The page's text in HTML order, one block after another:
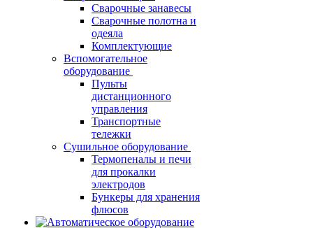
Сварочные занавесы
Сварочные полотна и
одеяла
Комплектующие
Вспомогательное
оборудование
Пульты
дистанционного
управления
Транспортные
тележки
Сушильное оборудование
Термопеналы и печи
для прокалки
электродов
Бункеры для хранения
флюсов